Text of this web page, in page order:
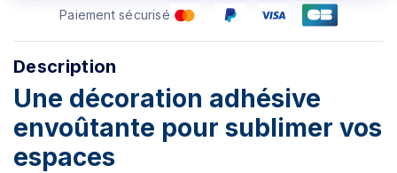
Paiement sécurisé
Description
Une décoration adhésive
envoûtante pour sublimer vos
espaces